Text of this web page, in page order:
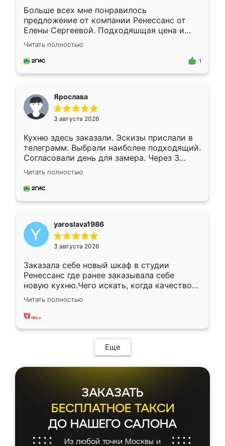
Больше всех мне понравилось
предложение от компании Ренессанс от
Елены Сергеевой. Подходяшщая цена и
короткие сроки изготовления. Приехавший
для замера сотрудник Владислав
предложил по моему эскизу самый
Читать полностью
1
Ярослава
3 августа 2026
Кухню здесь заказали. Эскизы прислали в
телеграмм. Выбрали наиболее подходящий.
Согласовали день для замера. Через 3
недели кухня была уже готова. Остались
довольны работой. Спасибо Ренессанс
мебель за качественную работу!
Читать полностью
yaroslava1986
3 августа 2026
Заказала себе новый шкаф в студии
Ренессанс где ранее заказывала себе
новую кухню.Чего искать, когда качеством
вполне довольна. Служит кухня уже почти
два года, нареканий нет.
Читать полностью
Еще
ЗАКАЗАТЬ
БЕСПЛАТНОЕ ТАКСИ
ДО НАШЕГО САЛОНА
Из любой точки Москвы и